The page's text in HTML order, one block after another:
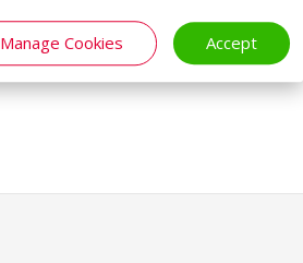
Manage Cookies Accept